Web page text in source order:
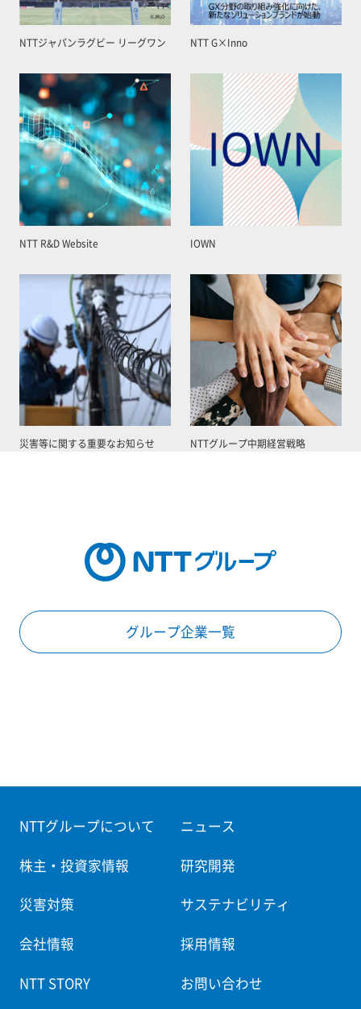
NTTジャパンラグビー リーグワン NTT G×Inno
NTT R&D Website IOWN
災害等に関する重要なお知らせ NTTグループ中期経営戦略
グループ企業一覧
NTTグループについて ニュース
株主・投資家情報 研究開発
災害対策 サステナビリティ
会社情報 採用情報
NTT STORY お問い合わせ